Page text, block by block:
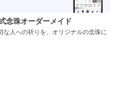
念珠オーダーメイド
な人への祈りを、オリジナルの念珠に